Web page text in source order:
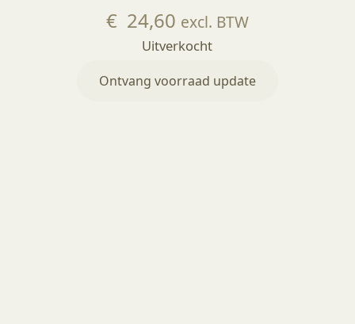
€ 24,60 excl. BTW
Uitverkocht
Ontvang voorraad update